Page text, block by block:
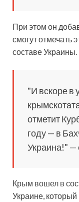
При этом он
смогут отмечать
составе Украины.
"И вскоре в
отметит
году — в
Украина!" —
Крым вошел в
Украине,